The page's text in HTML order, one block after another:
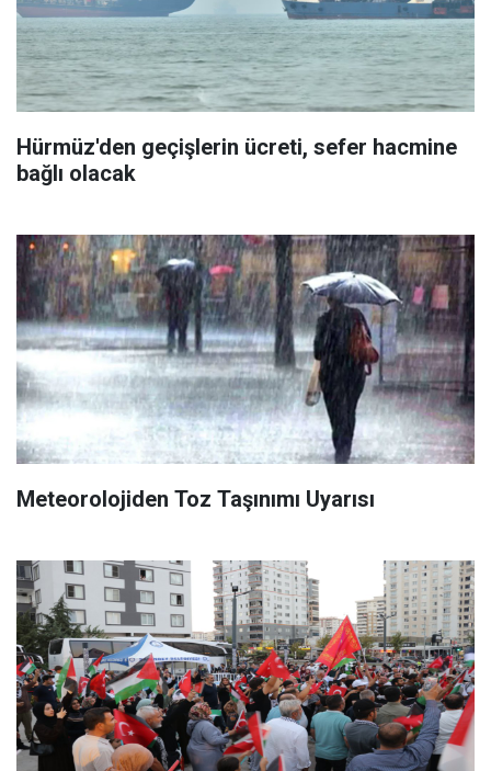
Hürmüz'den geçişlerin ücreti, sefer hacmine
bağlı olacak
Meteorolojiden Toz Taşınımı Uyarısı